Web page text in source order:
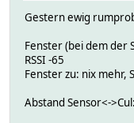
2014.06.12
2014.06.12
2014.06.12
Gestern ewig
Fenster (bei dem der
RSSI -65
Fenster zu: nix mehr,
Abstand Sensor<-